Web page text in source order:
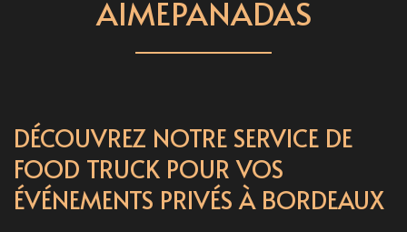
AIMEPANADAS
DÉCOUVREZ NOTRE SERVICE DE
FOOD TRUCK POUR VOS
ÉVÉNEMENTS PRIVÉS À BORDEAUX